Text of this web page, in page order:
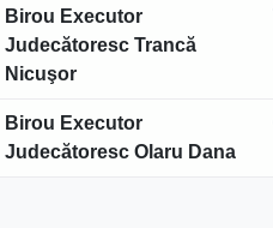
Birou Executor
Judecătoresc Trancă
Nicuşor
Birou Executor
Judecătoresc Olaru Dana